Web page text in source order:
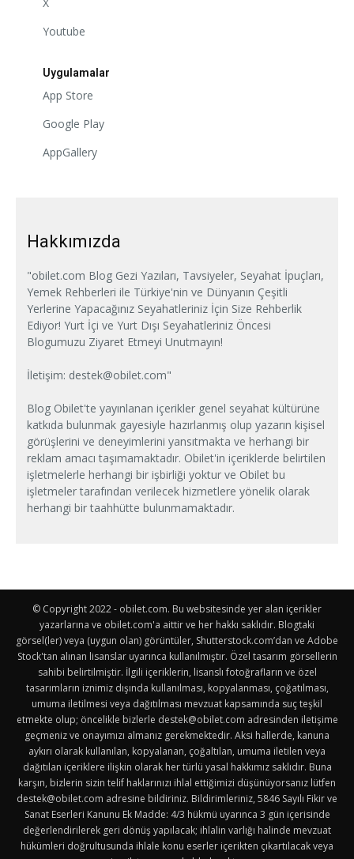
Youtube
Uygulamalar
App Store
Google Play
AppGallery
Hakkımızda
"obilet.com Blog Gezi Yazıları, Tavsiyeler, Seyahat İpuçları,
Yemek Rehberleri ile Türkiye'nin ve Dünyanın Çeşitli
Yerlerine Yapacağınız Seyahatleriniz İçin Size Rehberlik
Ediyor! Yurt İçi ve Yurt Dışı Seyahatleriniz Öncesi
Blogumuzu Ziyaret Etmeyi Unutmayın!
İletişim: destek@obilet.com"
Blog Obilet'te yayınlanan içerikler genel seyahat kültürüne
katkıda bulunmak gayesiyle hazırlanmış olup yazarın kişisel
görüşlerini ve deneyimlerini yansıtmakta ve herhangi bir
reklam amacı taşımamaktadır. Obilet'in içeriklerde belirtilen
işletmelerle herhangi bir işbirliği yoktur ve Obilet bu
işletmeler tarafından verilecek hizmetlere yönelik olarak
herhangi bir taahhütte bulunmamaktadır.
© Copyright 2022 - obilet.com. Bu websitesinde yer alan içerikler
yazarlarına ve obilet.com'a aittir ve her hakkı saklıdır. Blogtaki
görsel(ler) veya (uygun olan) görüntüler, Shutterstock.com’dan ve Adobe
Stock'tan alınan lisanslar uyarınca kullanılmıştır. Özel tasarım görsellerin
sahibi belirtilmiştir. İlgili içeriklerin, lisanslı fotoğrafların ve özel
tasarımların iznimiz dışında kullanılması, kopyalanması, çoğatılması,
umuma iletilmesi veya dağıtılması mevzuat kapsamında suç teşkil
etmekte olup; öncelikle bizlerle destek@obilet.com adresinden iletişime
geçmeniz ve onayımızı almanız gerekmektedir. Aksi hallerde, kanuna
aykırı olarak kullanılan, kopyalanan, çoğaltılan, umuma iletilen veya
dağıtılan içeriklere ilişkin olarak her türlü yasal hakkımız saklıdır. Buna
karşın, bizlerin sizin telif haklarınızı ihlal ettiğimizi düşünüyorsanız lütfen
destek@obilet.com adresine bildiriniz. Bildirimleriniz, 5846 Sayılı Fikir ve
Sanat Eserleri Kanunu Ek Madde: 4/3 hükmü uyarınca 3 gün içerisinde
değerlendirilerek geri dönüş yapılacak; ihlalin varlığı halinde mevzuat
hükümleri doğrultusunda ihlale konu eserler içerikten çıkartılacak veya